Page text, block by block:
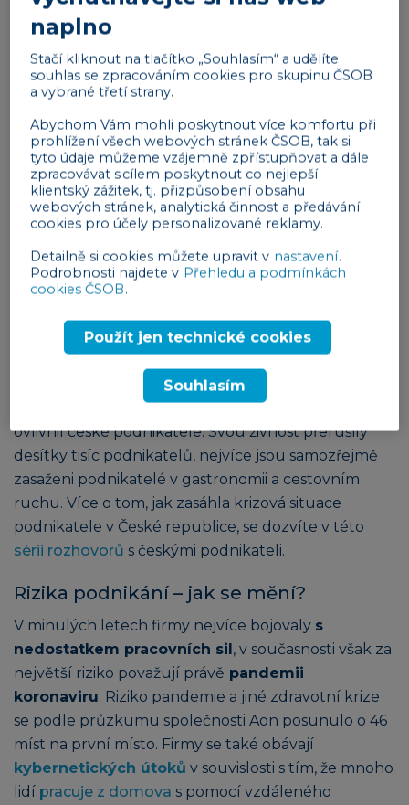
firem je nuceno jednat rychle a proaktivně, aby
firma dokázala toto období překonat
současné situace by firmy měly zmobilizovat krizový
tým, připravit a namodelovat různé scénáře vývoje a
komunikovat se všemi partnery v rámci společnosti i
mimo ni.
Reklama
Dopad pandemie koronaviru na
podnikání
Po roku boje s nemocí covid-19 nemůže být
nejmenších pochyb o tom, že koronavirus výrazně
ovlivnil české podnikatele. Svou živnost přerušily
desítky tisíc podnikatelů, nejvíce jsou samozřejmě
zasaženi podnikatelé v gastronomii a cestovním
ruchu. Více o tom, jak zasáhla krizová situace
podnikatele v České republice, se dozvíte v této
sérii rozhovorů s českými podnikateli.
Rizika podnikání – jak se mění?
V minulých letech firmy nejvíce bojovaly s
nedostatkem pracovních sil, v současnosti však za
největší riziko považují právě pandemii
koronaviru. Riziko pandemie a jiné zdravotní krize
se podle průzkumu společnosti Aon posunulo o 46
míst na první místo. Firmy se také obávají
kybernetických útoků v souvislosti s tím, že mnoho
lidí pracuje z domova s pomocí vzdáleného
naplno
Stačí kliknout na tlačítko „Souhlasím“ a udělíte
souhlas se zpracováním cookies pro skupinu ČSOB
a vybrané třetí strany.
Abychom Vám mohli poskytnout více komfortu při
prohlížení všech webových stránek ČSOB, tak si
tyto údaje můžeme vzájemně zpřístupňovat a dále
zpracovávat s cílem poskytnout co nejlepší
klientský zážitek, tj. přizpůsobení obsahu
webových stránek, analytická činnost a předávání
cookies pro účely personalizované reklamy.
Detailně si cookies můžete upravit v nastavení.
Podrobnosti najdete v Přehledu a podmínkách
cookies ČSOB.
Použít jen technické cookies
Souhlasím